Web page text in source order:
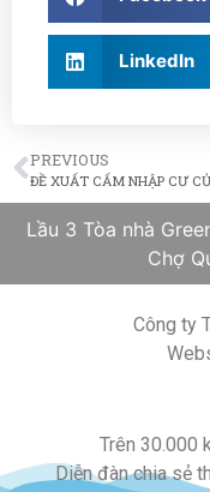
LinkedIn
PREVIOUS
Lầu 3 Tòa nhà
Chợ
Công ty
Trên 30.000
Diễn đàn chia sẻ